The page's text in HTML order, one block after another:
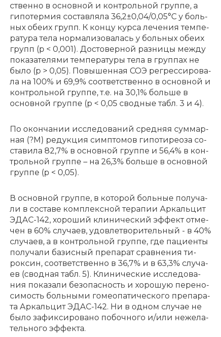
ствен­но в основ­ной и кон­троль­ной груп­пе, а
ги­по­тер­мия со­став­ля­ла 36,2±0,04/0,05°С у боль­
ных обе­их групп. К кон­цу кур­са ле­че­ния тем­пе­
ра­ту­ра те­ла нор­ма­ли­зо­ва­лась у боль­ных обе­их
групп (p < 0,001). Достоверной разницы между
показателями температуры тела в группах не
было (p > 0,05). По­вы­шен­ная СОЭ ре­грес­си­ро­ва­
ла на 100% и 69,9% со­от­вет­ствен­но в основ­ной и
кон­троль­ной груп­пе, т.е. на 30,1% боль­ше в
основ­ной груп­пе (p < 0,05 сводные табл. 3 и 4).
По окон­ча­нии ис­сле­до­ва­ний сред­няя сум­мар­
ная (?M) ре­дук­ция симп­то­мов ги­по­ти­рео­за со­
ста­ви­ла 82,7% в основ­ной груп­пе и 56,4% в кон­
троль­ной груп­пе – на 26,3% боль­ше в основ­ной
груп­пе (p < 0,05).
В основ­ной груп­пе, в ко­то­рой боль­ные по­лу­ча­
ли в со­ста­ве ком­плекс­ной те­ра­пии Ар­каль­цит
ЭДАС-142, хо­ро­ший кли­ни­че­ский эф­фект от­ме­
чен в 60% слу­ча­ев, удо­вле­тво­ри­тель­ный - в 40%
слу­ча­ев, а в кон­троль­ной груп­пе, где па­ци­ен­ты
по­лу­ча­ли ба­зис­ный пре­па­рат срав­не­ния ти­
рок­син, со­от­вет­ствен­но в 36,7% и в 63,3% слу­ча­
ев (свод­ная табл. 5). Кли­ни­че­ские ис­сле­до­ва­
ния по­ка­за­ли без­опас­ность и хо­ро­шую пе­ре­но­
си­мость боль­ны­ми го­мео­па­ти­че­ско­го пре­па­ра­
та Ар­каль­цит ЭДАС-142. Ни в од­ном слу­чае не
бы­ло за­фик­си­ро­ва­но по­боч­но­го и/или не­же­ла­
тель­но­го эф­фек­та.